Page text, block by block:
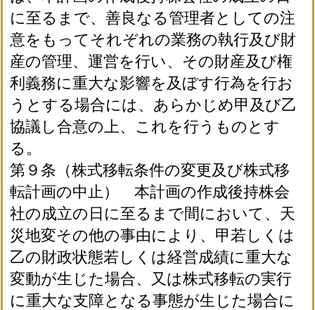
に至るまで、善良なる管理者としての注
意をもってそれぞれの業務の執行及び財
産の管理、運営を行い、その財産及び権
利義務に重大な影響を及ぼす行為を行お
うとする場合には、あらかじめ甲及び乙
協議し合意の上、これを行うものとす
る。
第９条（株式移転条件の変更及び株式移
転計画の中止） 本計画の作成後持株会
社の成立の日に至るまで間において、天
災地変その他の事由により、甲若しくは
乙の財政状態若しくは経営成績に重大な
変動が生じた場合、又は株式移転の実行
に重大な支障となる事態が生じた場合に